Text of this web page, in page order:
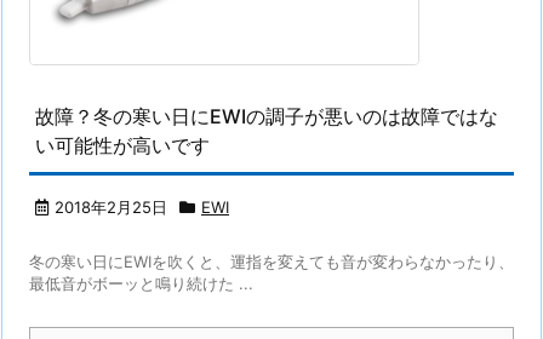
故障？冬の寒い日にEWIの調子が悪いのは故障ではな
い可能性が高いです
2018年2月25日 EWI
冬の寒い日にEWIを吹くと、運指を変えても音が変わらなかったり、
最低音がボーッと鳴り続けた ...